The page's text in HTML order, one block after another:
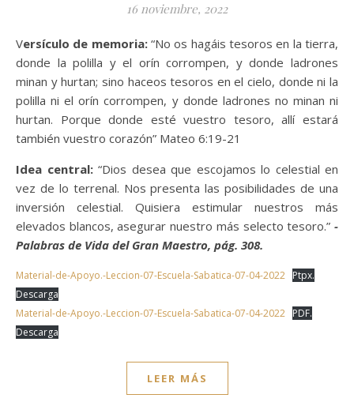
16 noviembre, 2022
Versículo de memoria:“No os hagáis tesoros en la tierra,
donde la polilla y el orín corrompen, y donde ladrones
minan y hurtan; sino haceos tesoros en el cielo, donde ni la
polilla ni el orín corrompen, y donde ladrones no minan ni
hurtan. Porque donde esté vuestro tesoro, allí estará
también vuestro corazón” Mateo 6:19-21
Idea central:“Dios desea que escojamos lo celestial en
vez de lo terrenal. Nos presenta las posibilidades de una
inversión celestial. Quisiera estimular nuestros más
elevados blancos, asegurar nuestro más selecto tesoro.” -
Palabras de Vida del Gran Maestro, pág. 308.
Material-de-Apoyo.-Leccion-07-Escuela-Sabatica-07-04-2022 Ptpx.
Descarga
Material-de-Apoyo.-Leccion-07-Escuela-Sabatica-07-04-2022 PDF.
Descarga
LEER MÁS